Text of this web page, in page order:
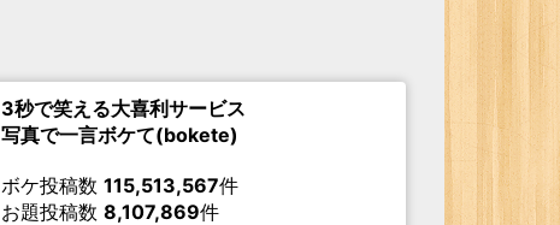
3秒で笑える大喜利サービス
写真で一言ボケて(bokete)
ボケ投稿数 115,513,567件
お題投稿数 8,107,869件